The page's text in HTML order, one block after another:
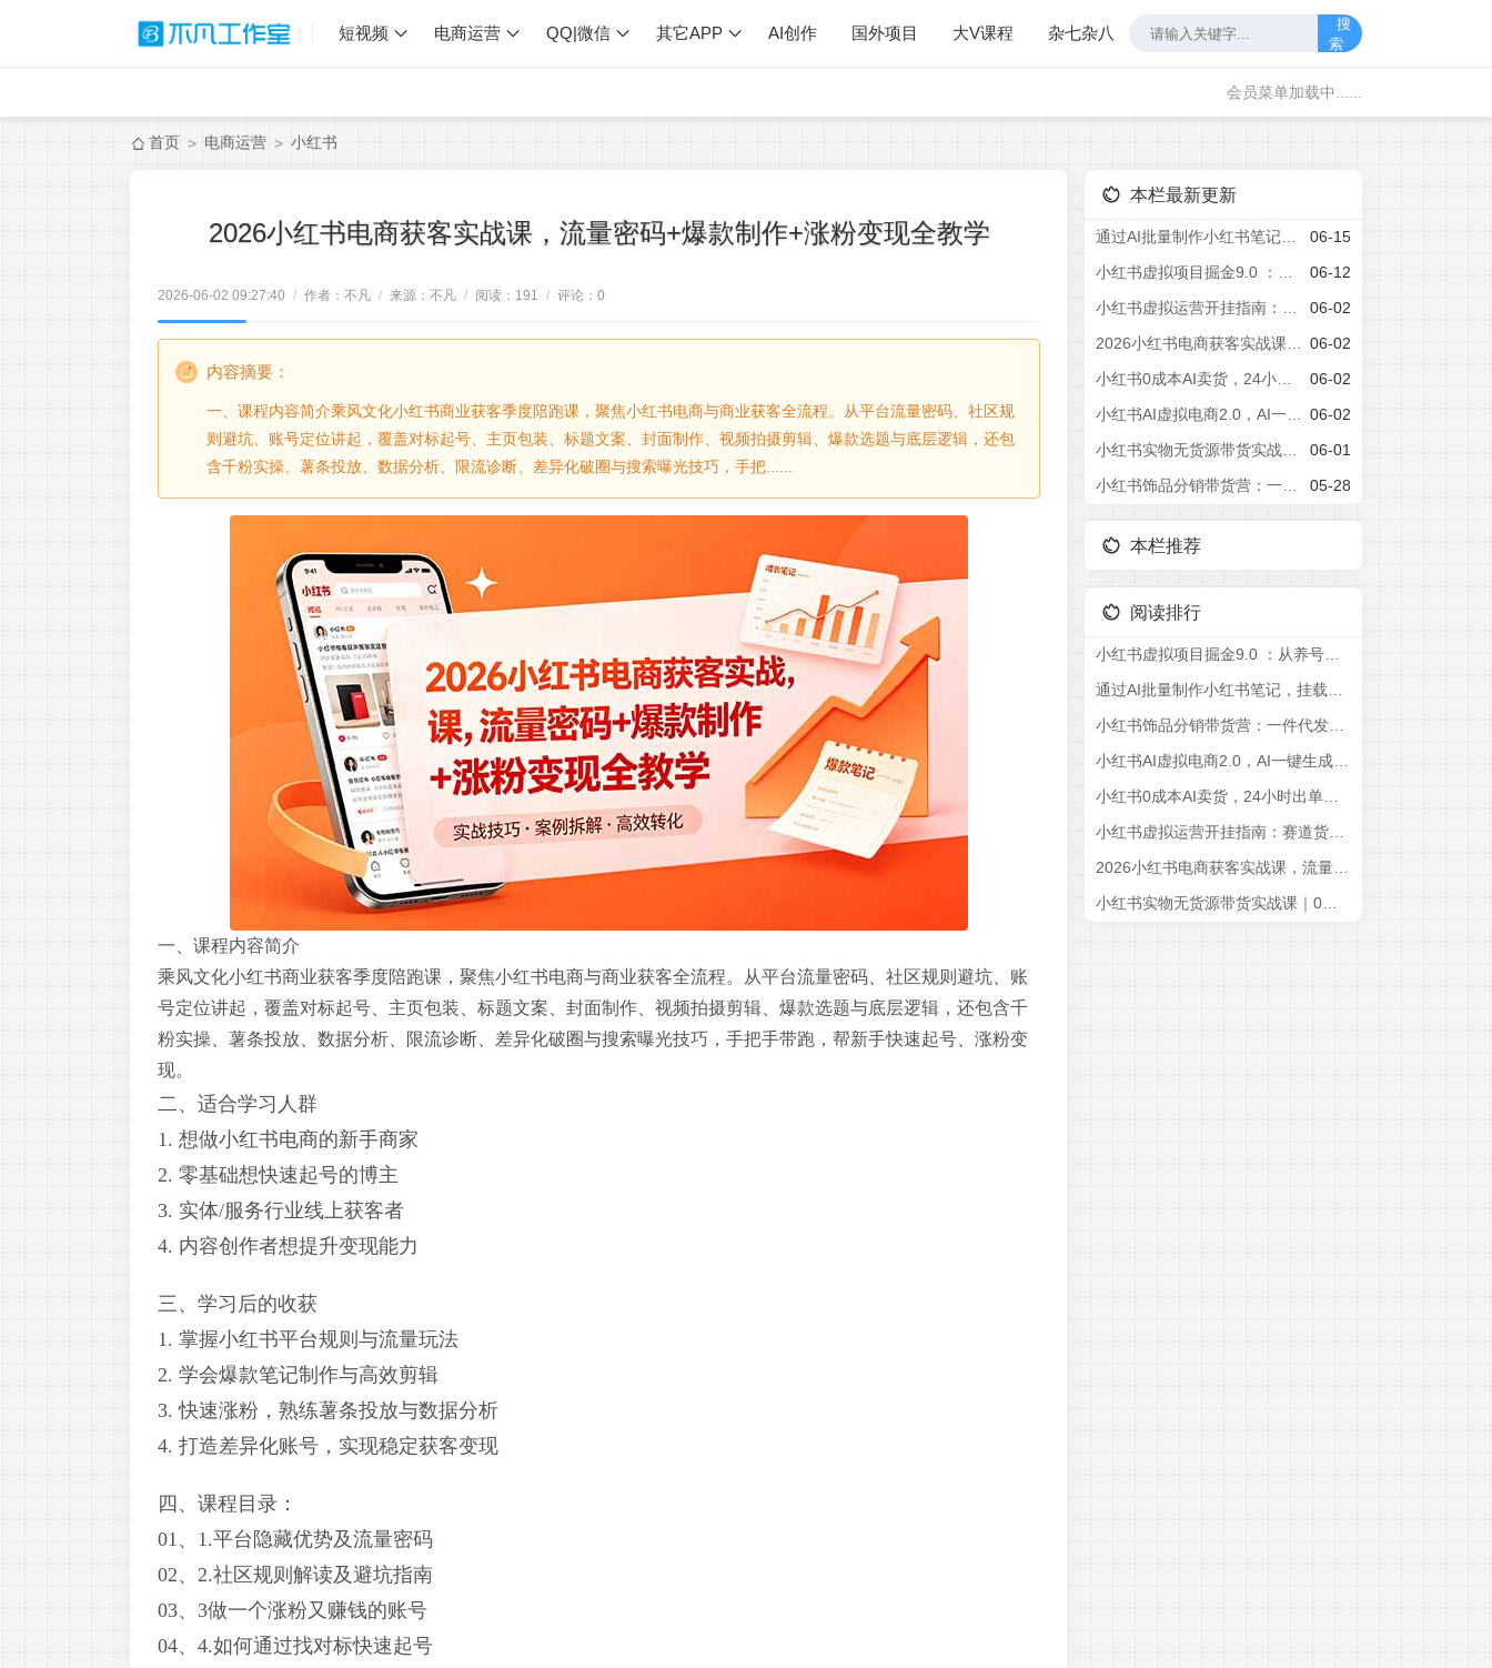
短视频 电商运营 QQ|微信 其它APP AI创作 国外项目 大V课程 杂七杂八
搜
索
会员菜单加载中......
首页 > 电商运营 > 小红书
2026小红书电商获客实战课，流量密码+爆款制作+涨粉变现全教学
2026-06-02 09:27:40 / 作者：不凡 / 来源：不凡 / 阅读： 191 / 评论： 0
内容摘要：
一、课程内容简介乘风文化小红书商业获客季度陪跑课，聚焦小红书电商与商业获客全流程。从平台流量密码、社区规
则避坑、账号定位讲起，覆盖对标起号、主页包装、标题文案、封面制作、视频拍摄剪辑、爆款选题与底层逻辑，还包
含千粉实操、薯条投放、数据分析、限流诊断、差异化破圈与搜索曝光技巧，手把......
一、课程内容简介
乘风文化小红书商业获客季度陪跑课，聚焦小红书电商与商业获客全流程。从平台流量密码、社区规则避坑、账
号定位讲起，覆盖对标起号、主页包装、标题文案、封面制作、视频拍摄剪辑、爆款选题与底层逻辑，还包含千
粉实操、薯条投放、数据分析、限流诊断、差异化破圈与搜索曝光技巧，手把手带跑，帮新手快速起号、涨粉变
现。
二、适合学习人群
1. 想做小红书电商的新手商家
2. 零基础想快速起号的博主
3. 实体/服务行业线上获客者
4. 内容创作者想提升变现能力
三、学习后的收获
1. 掌握小红书平台规则与流量玩法
2. 学会爆款笔记制作与高效剪辑
3. 快速涨粉，熟练薯条投放与数据分析
4. 打造差异化账号，实现稳定获客变现
四、课程目录：
01、1.平台隐藏优势及流量密码
02、2.社区规则解读及避坑指南
03、3做一个涨粉又赚钱的账号
04、4.如何通过找对标快速起号
本栏最新更新
06-15
06-12
06-02
06-02
06-02
06-02
06-01
05-28
本栏推荐
阅读排行